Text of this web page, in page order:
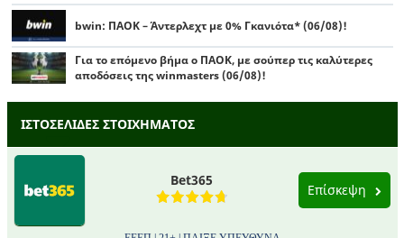
bwin: ΠΑΟΚ – Άντερλεχτ με 0% Γκανιότα* (06/08)!
Για το επόμενο βήμα ο ΠΑΟΚ, με σούπερ τις καλύτερες
αποδόσεις της winmasters (06/08)!
ΙΣΤΟΣΕΛΙΔΕΣ ΣΤΟΙΧΗΜΑΤΟΣ
Bet365
Επίσκεψη